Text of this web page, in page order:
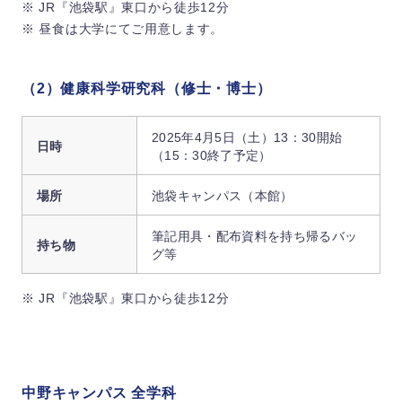
※ JR『池袋駅』東口から徒歩12分
※ 昼食は大学にてご用意します。
（2）健康科学研究科（修士・博士）
日時
2025年4月5日（土）13：30開始
（15：30終了予定）
場所 池袋キャンパス（本館）
持ち物
筆記用具・配布資料を持ち帰るバッ
グ等
※ JR『池袋駅』東口から徒歩12分
中野キャンパス 全学科